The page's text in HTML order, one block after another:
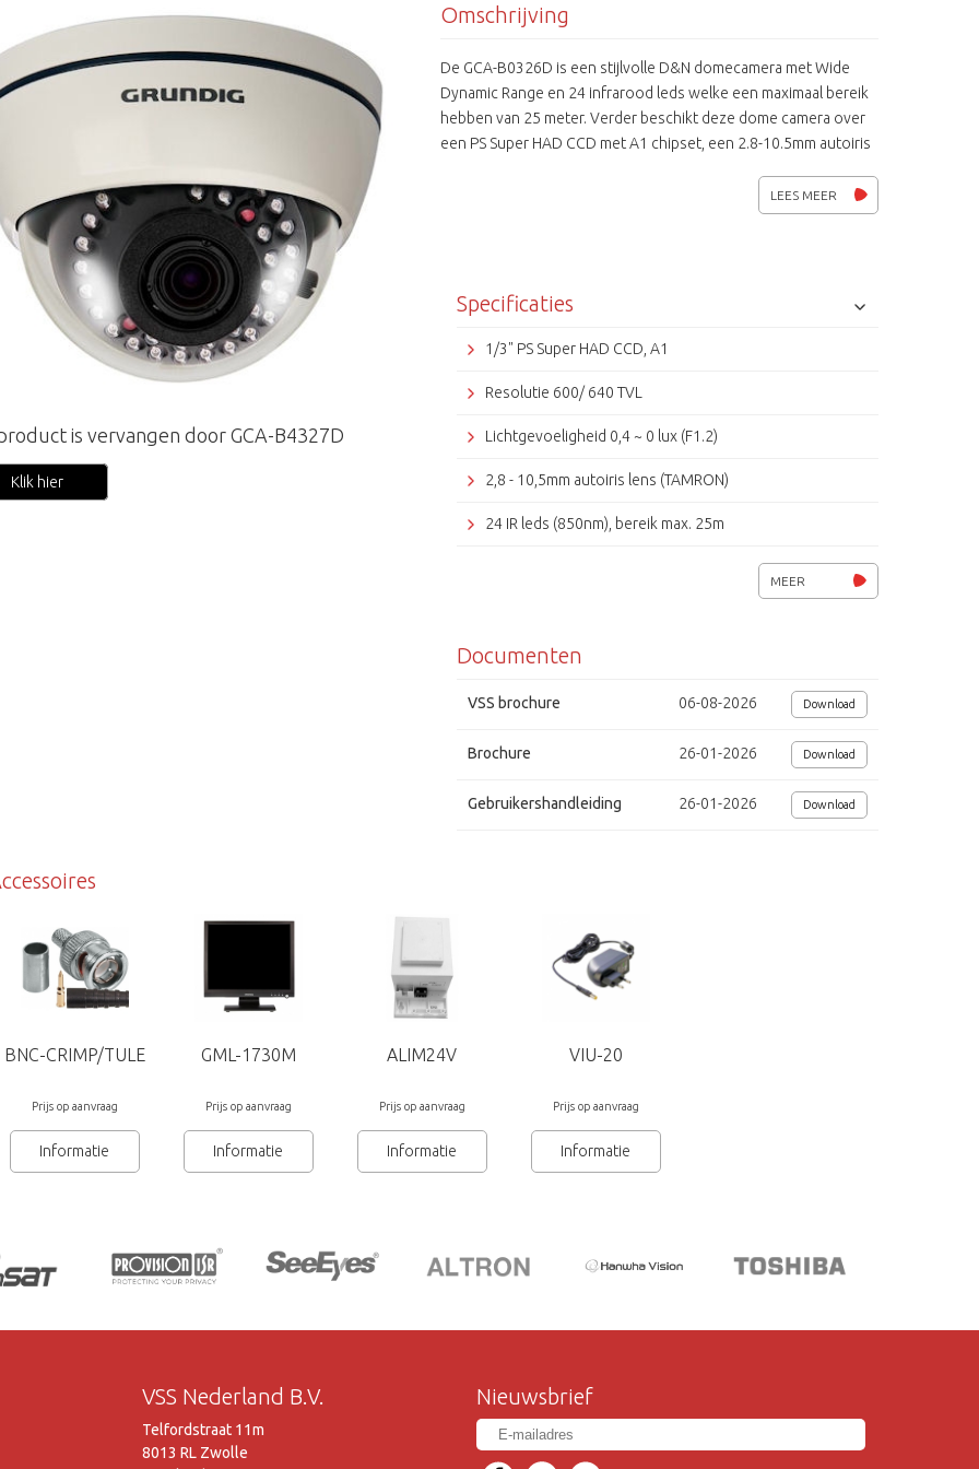
is vervangen door GCA-B4327D
Klik hier
Omschrijving
De GCA-B0326D is een stijlvolle D&N domecamera met Wide
Dynamic Range en 24 infrarood leds welke een maximaal bereik
hebben van 25 meter. Verder beschikt deze dome camera over
een PS Super HAD CCD met A1 chipset, een 2.8-10.5mm autoiris
LEES MEER
Specificaties
1/3" PS Super HAD CCD, A1
Resolutie 600/ 640 TVL
Lichtgevoeligheid 0,4 ~ 0 lux (F1.2)
2,8 - 10,5mm autoiris lens (TAMRON)
24 IR leds (850nm), bereik max. 25m
CCVC (camera Control Via Coaxkabel, Pelco-C)
DNR, D.I.S., AGC, BLC, ATW
Mechanisch IR-filter, S/N. 52dB
MEER
Documenten
VSS brochure 06-08-2026 Download
Brochure 26-01-2026 Download
Gebruikershandleiding 26-01-2026 Download
BNC-CRIMP/TULE
Prijs op aanvraag
Informatie
GML-1730M
Prijs op aanvraag
Informatie
ALIM24V
Prijs op aanvraag
Informatie
VIU-20
Prijs op aanvraag
Informatie
VSS Nederland B.V.
Telfordstraat 11m
8013 RL Zwolle
Nieuwsbrief